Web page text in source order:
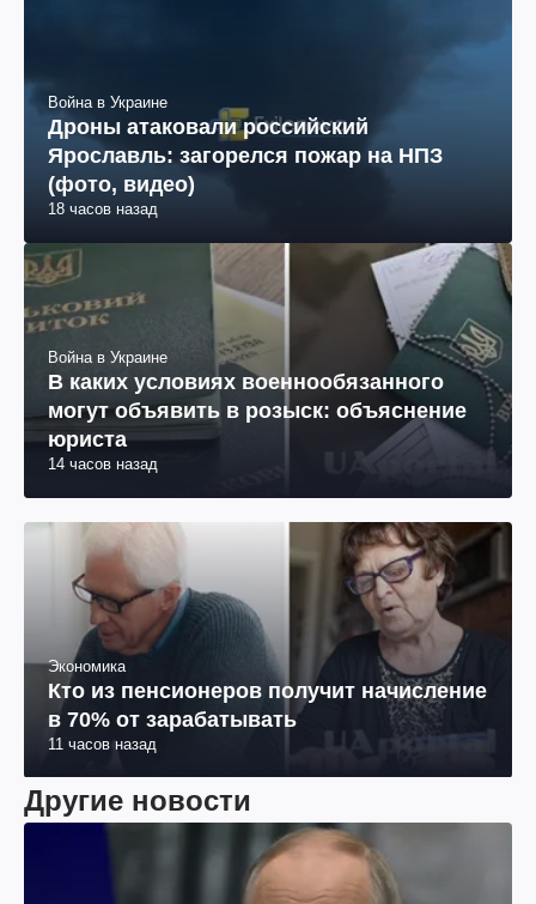
Война в Украине
Дроны атаковали российский
Ярославль: загорелся пожар на НПЗ
(фото, видео)
18 часов назад
Война в Украине
В каких условиях военнообязанного
могут объявить в розыск: объяснение
юриста
14 часов назад
Экономика
Кто из пенсионеров получит начисление
в 70% от зарабатывать
11 часов назад
Другие новости